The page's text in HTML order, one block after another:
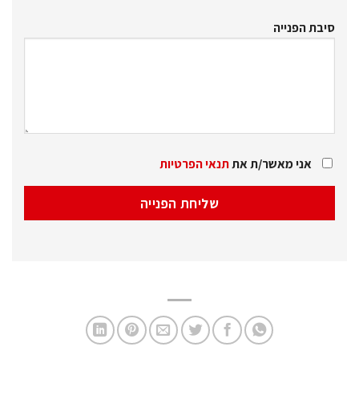
סיבת הפנייה
אני מאשר/ת אתתנאי הפרטיות